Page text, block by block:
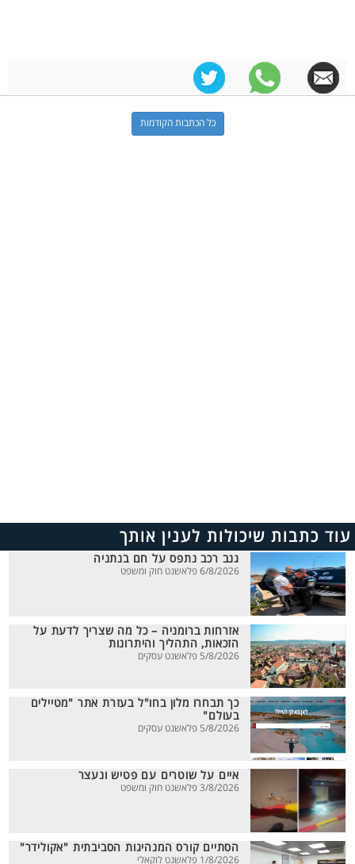
כל הכתבות הקודמות
עוד כתבות שיכולות לענין אותך
גנב רכב נתפס על חם בנתניה
6/8/2026 פלאשנט חוק ומשפט
אזרחות ברומניה – כל מה שצריך לדעת על
הזכאות, התהליך והיתרונות
5/8/2026 פלאשנט עסקים
כך תבחרו מלון בחו"ל בעזרת אתר "מטיילים
בעולם"
5/8/2026 פלאשנט עסקים
איים על שוטרים עם פטיש ונעצר
3/8/2026 פלאשנט חוק ומשפט
הסתיים קורס המנהיגות הסביבתית "אקולידר"
1/8/2026 פלאשנט לוקאלי